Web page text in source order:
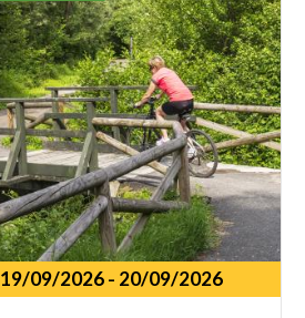
19/09/2026- 20/09/2026